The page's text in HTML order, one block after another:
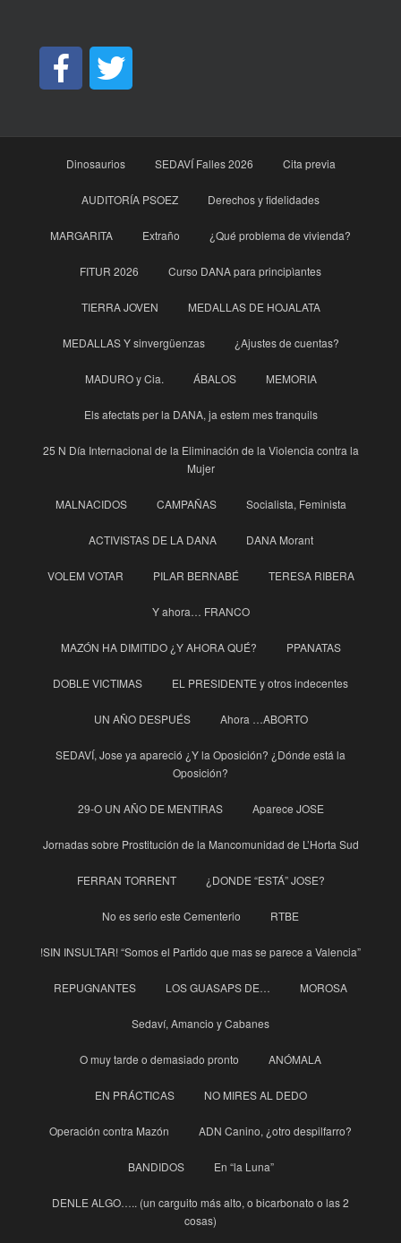
Dinosaurios SEDAVÍ Falles 2026 Cita previa
AUDITORÍA PSOEZ Derechos y fidelidades
MARGARITA Extraño ¿Qué problema de vivienda?
FITUR 2026 Curso DANA para principìantes
TIERRA JOVEN MEDALLAS DE HOJALATA
MEDALLAS Y sinvergüenzas ¿Ajustes de cuentas?
MADURO y Cia. ÁBALOS MEMORIA
Els afectats per la DANA, ja estem mes tranquils
25 N Día Internacional de la Eliminación de la Violencia contra la
Mujer
MALNACIDOS CAMPAÑAS Socialista, Feminista
ACTIVISTAS DE LA DANA DANA Morant
VOLEM VOTAR PILAR BERNABÉ TERESA RIBERA
Y ahora… FRANCO
MAZÓN HA DIMITIDO ¿Y AHORA QUÉ? PPANATAS
DOBLE VICTIMAS EL PRESIDENTE y otros indecentes
UN AÑO DESPUÉS Ahora …ABORTO
SEDAVÍ, Jose ya apareció ¿Y la Oposición? ¿Dónde está la
Oposición?
29-O UN AÑO DE MENTIRAS Aparece JOSE
Jornadas sobre Prostitución de la Mancomunidad de L’Horta Sud
FERRAN TORRENT ¿DONDE “ESTÁ” JOSE?
No es serio este Cementerio RTBE
!SIN INSULTAR! “Somos el Partido que mas se parece a Valencia”
REPUGNANTES LOS GUASAPS DE… MOROSA
Sedaví, Amancio y Cabanes
O muy tarde o demasiado pronto ANÓMALA
EN PRÁCTICAS NO MIRES AL DEDO
Operación contra Mazón ADN Canino, ¿otro despilfarro?
BANDIDOS En “la Luna”
DENLE ALGO….. (un carguito más alto, o bicarbonato o las 2
cosas)